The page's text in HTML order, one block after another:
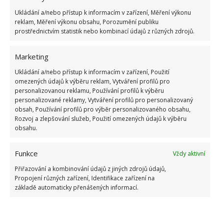
Ukládání a/nebo přístup k informacím v zařízení, Měření výkonu
reklam, Měření výkonu obsahu, Porozumění publiku
prostřednictvím statistik nebo kombinací údajů z různých zdrojů.
Marketing
Ukládání a/nebo přístup k informacím v zařízení, Použití
omezených údajů k výběru reklam, Vytváření profilů pro
personalizovanou reklamu, Používání profilů k výběru
personalizované reklamy, Vytváření profilů pro personalizovaný
obsah, Používání profilů pro výběr personalizovaného obsahu,
Rozvoj a zlepšování služeb, Použití omezených údajů k výběru
obsahu.
Funkce
Vždy aktivní
Přiřazování a kombinování údajů z jiných zdrojů údajů,
Propojení různých zařízení, Identifikace zařízení na
základě automaticky přenášených informací.
ENERGIE RADIÁTOR ŠETŘENÍ TOPENÍ
KOMENTOVAT
Hana Musilová